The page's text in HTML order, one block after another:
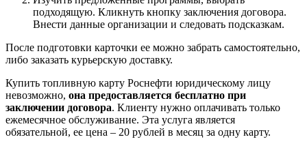
подходящую. Кликнуть кнопку заключения договора.
Внести данные организации и следовать подсказкам.
После подготовки карточки ее можно забрать самостоятельно,
либо заказать курьерскую доставку.
Купить топливную карту Роснефти юридическому лицу
невозможно, она предоставляется бесплатно при
заключении договора. Клиенту нужно оплачивать только
ежемесячное обслуживание. Эта услуга является
обязательной, ее цена – 20 рублей в месяц за одну карту.